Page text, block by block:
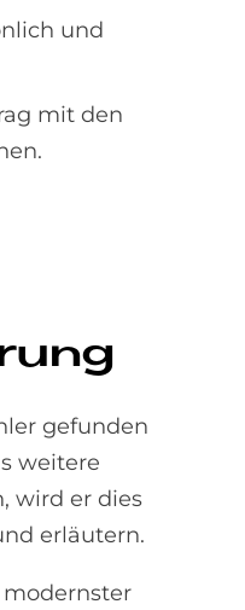
und
mit den
gefunden
weitere
wird er dies
erläutern.
modernster